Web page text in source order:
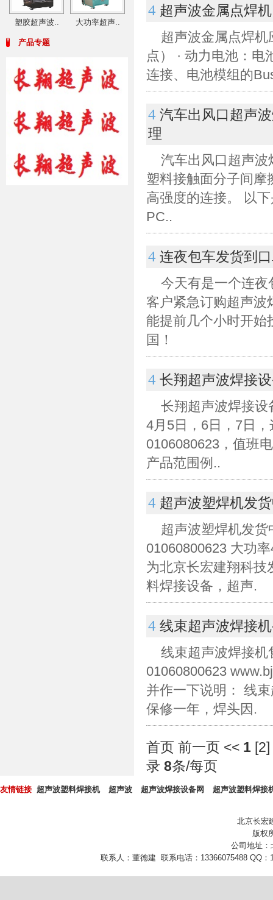
塑胶超声波.. 大功率超声..
产品专题
4 超声波金属点焊
超声波金属点焊
点） · 动力电池：
连接、电池模组的
4 汽车出风口超声
理
汽车出风口超声
塑料接触面分子间摩
高强度的连接。 以
PC..
4 连夜包车发货到
今天有是一个连
客户紧急订购超声波
能提前几个小时开始
国！
4 长翔超声波焊接
长翔超声波焊接设
4月5日，6日，7日
0106080623，值班
产品范围例..
4 超声波塑焊机发
超声波塑焊机发
01060800623 大功
为北京长宏建翔科
料焊接设备，超声.
4 线束超声波焊接
线束超声波焊接
01060800623
并作一下说明： 线
保修一年，焊头因.
首页 前一页 << 1 [2]
录 8条/每页
友情链接 超声波塑料焊接机 超声波 超声波焊接设备网 超声波塑料焊接
北京长宏
版权
公司地址：
联系人：董德建 联系电话：13366075488 QQ：